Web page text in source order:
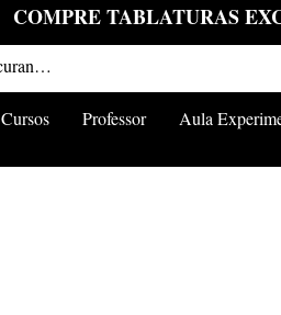
COMPRE TABLATURAS
Cursos Professor Aula